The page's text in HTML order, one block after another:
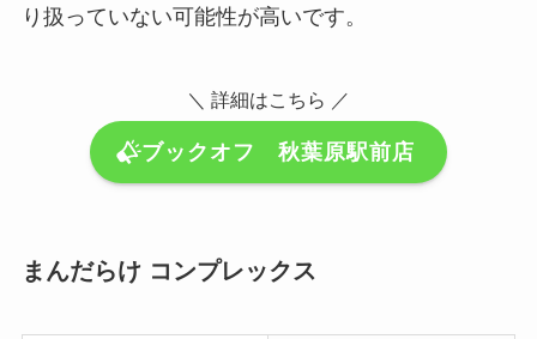
り扱っていない可能性が高いです。
＼ 詳細はこちら ／
ブックオフ 秋葉原駅前店
まんだらけ コンプレックス